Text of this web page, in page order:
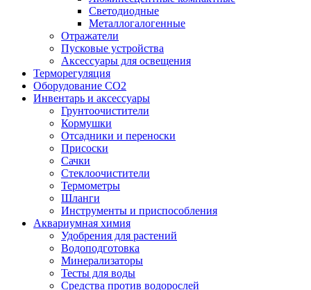
Светодиодные
Металлогалогенные
Отражатели
Пусковые устройства
Аксессуары для освещения
Терморегуляция
Оборудование CO2
Инвентарь и аксессуары
Грунтоочистители
Кормушки
Отсадники и переноски
Присоски
Сачки
Стеклоочистители
Термометры
Шланги
Инструменты и приспособления
Аквариумная химия
Удобрения для растений
Водоподготовка
Минерализаторы
Тесты для воды
Средства против водорослей